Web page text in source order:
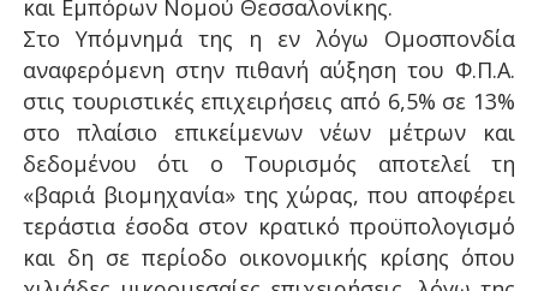
και Εμπόρων Νομού Θεσσαλονίκης.
Στο Υπόμνημά της η εν λόγω Ομοσπονδία
αναφερόμενη στην πιθανή αύξηση του Φ.Π.Α.
στις τουριστικές επιχειρήσεις από 6,5% σε 13%
στο πλαίσιο επικείμενων νέων μέτρων και
δεδομένου ότι ο Τουρισμός αποτελεί τη
«βαριά βιομηχανία» της χώρας, που αποφέρει
τεράστια έσοδα στον κρατικό προϋπολογισμό
και δη σε περίοδο οικονομικής κρίσης όπου